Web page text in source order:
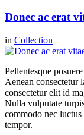
Donec ac erat
in Collection
Pellentesque
Aenean consectetur
consectetur elit id
Nulla vulputate
commodo nec
tempor.